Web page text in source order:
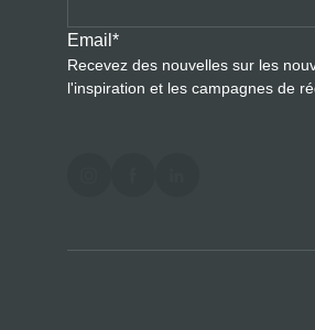
Email *
Recevez des nouvelles sur les
l'inspiration et les campagnes de